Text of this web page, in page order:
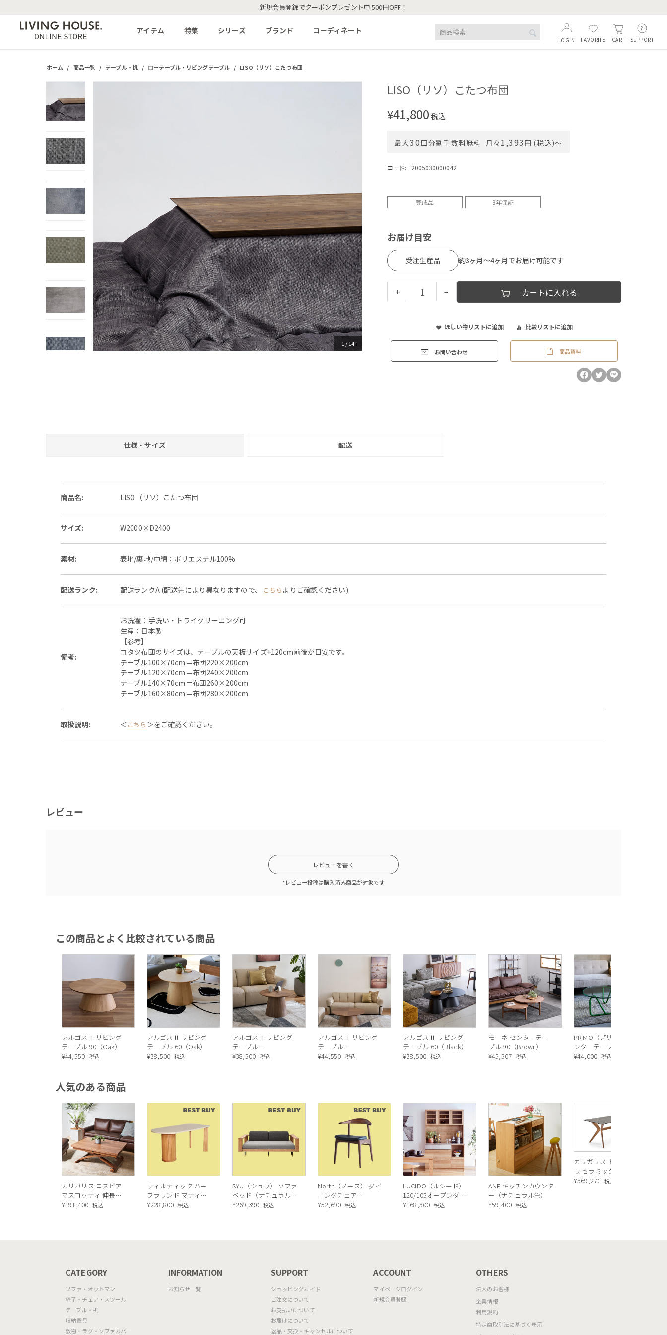
新規会員登録でクーポンプレゼント中 500円OFF！
アイテム 特集 シリーズ ブランド コーディネート
SUPPORT
CART
FAVORITE
LOGIN
ホーム / 商品一覧 / テーブル・机 / ローテーブル・リビングテーブル / LISO（リソ）こたつ布団
1 /14
LISO（リソ）こたつ布団
¥41,800税込
最大30回分割手数料無料 月々 1,393 円 (税込)〜
コード: 2005030000042
完成品 3年保証
お届け目安
受注生産品 約3ヶ月～4ヶ月でお届け可能です
+ − カートに入れる
ほしい物リストに追加 比較リストに追加
お問い合わせ 商品資料
仕様・サイズ 配送
商品名: LISO（リソ）こたつ布団
サイズ: W2000×D2400
素材: 表地/裏地/中綿：ポリエステル100%
配送ランク: 配送ランクA (配送先により異なりますので、 こちら よりご確認ください)
備考:
お洗濯：手洗い・ドライクリーニング可
生産：日本製
【参考】
コタツ布団のサイズは、テーブルの天板サイズ+120cm前後が目安です。
テーブル100×70cm＝布団220×200cm
テーブル120×70cm＝布団240×200cm
テーブル140×70cm＝布団260×200cm
テーブル160×80cm＝布団280×200cm
取扱説明: ＜こちら ＞をご確認ください。
レビュー
レビューを書く
*レビュー投稿は購入済み商品が対象です
この商品とよく比較されている商品
アルゴスⅡ リビング
テーブル 90（Oak）
¥44,550 税込
アルゴスⅡ リビング
テーブル 60（Oak）
¥38,500 税込
アルゴスⅡ リビング
テーブル
60（Walnut）
¥38,500 税込
アルゴスⅡ リビング
テーブル
90（Walnut）
¥44,550 税込
アルゴスⅡ リビング
テーブル 60（Black）
¥38,500 税込
モーネ センターテー
ブル 90（Brown）
¥45,507 税込
PRIMO（プリモ） セ
ンターテーブル
¥44,000 税込
人気のある商品
カリガリス コヌビア
マスコッティ 伸長・
昇降式テーブル ／
¥191,400 税込
ウィルティック ハー
フラウンド マティエ
ラ塗装 ダイニングテ
¥228,800 税込
SYU（シュウ） ソファ
ベッド（ナチュラル）
190cm
¥269,390 税込
North（ノース） ダイ
ニングチェア
AC02（ウォールナッ
¥52,690 税込
LUCIDO（ルシード）
120/105オープンダイ
ニングボード ナチュ
¥168,300 税込
ANE キッチンカウンタ
ー（ナチュラル色）
¥59,400 税込
カリガリス トウキョ
ウ セラミック ダイニ
ングテーブル ／
¥369,270 税込
CATEGORY
ソファ・オットマン
椅子・チェア・スツール
テーブル・机
収納家具
敷物・ラグ・ソファカバー
INFORMATION
お知らせ一覧
SUPPORT
ショッピングガイド
ご注文について
お支払いについて
お届けについて
返品・交換・キャンセルについて
ACCOUNT
マイページログイン
新規会員登録
OTHERS
法人のお客様
企業情報
利用規約
特定商取引法に基づく表示